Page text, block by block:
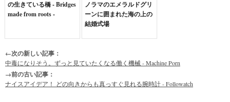
の生きている橋 - Bridges
made from roots -
ノラマのエメラルドグリ
ーンに囲まれた海の上の
結婚式場
←次の新しい記事：
中毒になりそう。ずっと見ていたくなる働く機械 - Machine Porn
→前の古い記事：
ナイスアイデア！ どの向きからも真っすぐ見れる腕時計 - Followatch